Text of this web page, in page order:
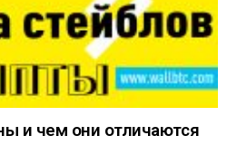
и чем они отличаются